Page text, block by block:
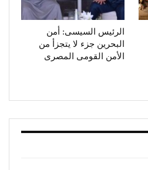
الرئيس السيسى: أمن
البحرين جزء لا يتجزأ من
الأمن القومى المصرى